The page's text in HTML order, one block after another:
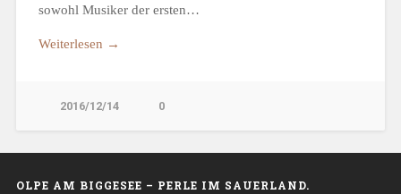
sowohl Musiker der ersten…
Weiterlesen →
2016/12/14 0
OLPE AM BIGGESEE – PERLE IM SAUERLAND.